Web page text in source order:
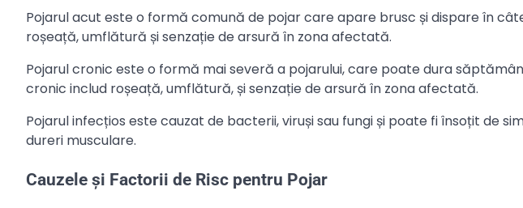
Pojarul acut este o formă comună de pojar care apare brusc și dispare în
roșeață, umflătură și senzație de arsură în zona afectată.
Pojarul cronic este o formă mai severă a pojarului, care poate dura
cronic includ roșeață, umflătură, și senzație de arsură în zona afectată.
Pojarul infecțios este cauzat de bacterii, viruși sau fungi și poate fi însoțit de
dureri musculare.
Cauzele și Factorii de Risc pentru Pojar